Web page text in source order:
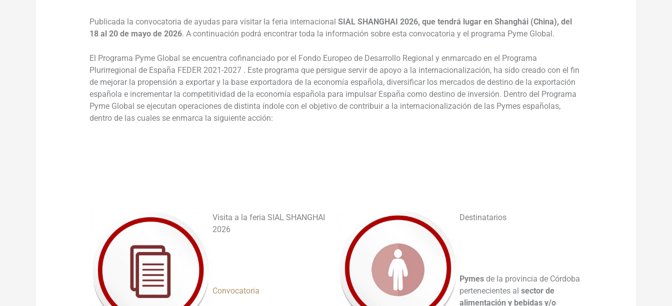
Publicada la convocatoria de ayudas para visitar la feria internacional SIAL SHANGHAI 2026, que tendrá lugar en Shanghái (China), del
18 al 20 de mayo de 2026. A continuación podrá encontrar toda la información sobre esta convocatoria y el programa Pyme Global.
El Programa Pyme Global se encuentra cofinanciado por el Fondo Europeo de Desarrollo Regional y enmarcado en el Programa
Plurirregional de España FEDER 2021-2027 . Este programa que persigue servir de apoyo a la internacionalización, ha sido creado con el fin
de mejorar la propensión a exportar y la base exportadora de la economía española, diversificar los mercados de destino de la exportación
española e incrementar la competitividad de la economía española para impulsar España como destino de inversión. Dentro del Programa
Pyme Global se ejecutan operaciones de distinta índole con el objetivo de contribuir a la internacionalización de las Pymes españolas,
dentro de las cuales se enmarca la siguiente acción:
Visita a la feria SIAL SHANGHAI
2026
Convocatoria
Destinatarios
Pymesde la provincia de Córdoba
pertenecientes al sector de
alimentación y bebidas y/o